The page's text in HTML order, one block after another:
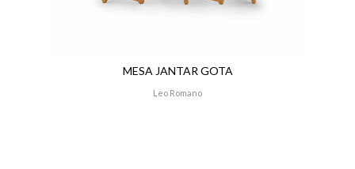
MESA JANTAR GOTA
Leo Romano